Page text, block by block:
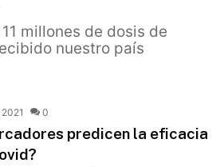
millones de dosis de
nuestro país
0
predicen la eficacia